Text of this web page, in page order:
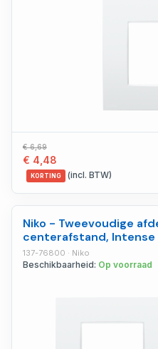
€ 6,69
€ 4,48
KORTING (incl. BTW)
Niko - Tweevoudige
centerafstand,
137-76800 · Niko
Beschikbaarheid: Op voorraad